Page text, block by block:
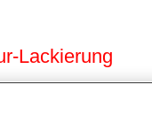
Lackierung